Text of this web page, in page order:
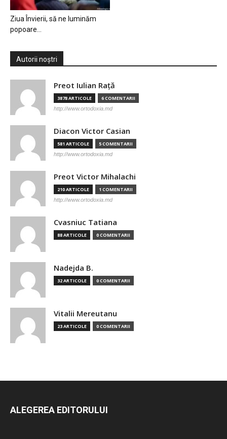
Ziua Învierii, să ne luminăm
popoare…
Autorii noștri
Preot Iulian Raţă
3878 ARTICOLE 6 COMENTARII
http://www.ortodoxia.md
Diacon Victor Casian
581 ARTICOLE 5 COMENTARII
http://www.ortodoxia.md
Preot Victor Mihalachi
210 ARTICOLE 1 COMENTARII
http://www.ortodoxia.md
Cvasniuc Tatiana
88 ARTICOLE 0 COMENTARII
Nadejda B.
32 ARTICOLE 0 COMENTARII
Vitalii Mereutanu
23 ARTICOLE 0 COMENTARII
ALEGEREA EDITORULUI